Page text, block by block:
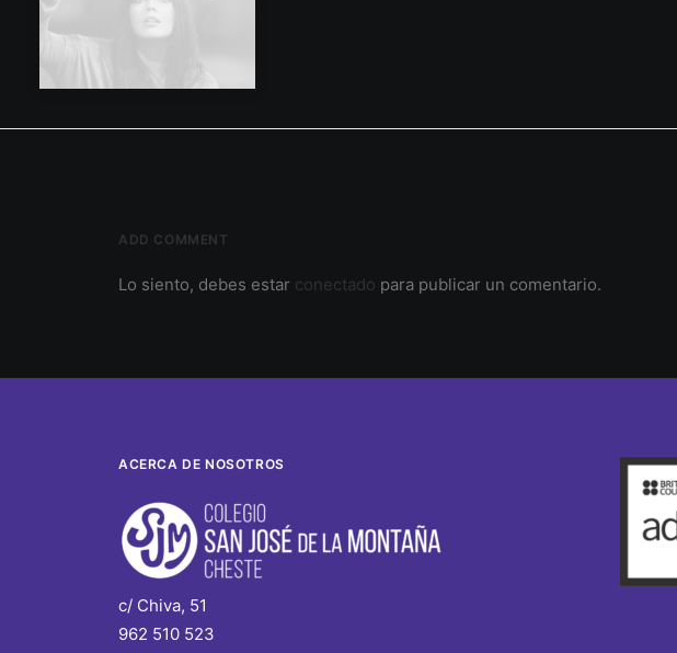
ADD COMMENT
Lo siento, debes estar conectado para publicar un comentario.
ACERCA DE NOSOTROS
c/ Chiva, 51
962 510 523